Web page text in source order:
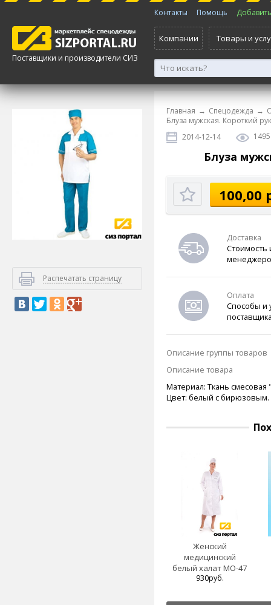
Поставщики и производители СИЗ
Контакты Помощь
Компании Товары и
Распечатать страницу
Главная → Спецодежда →
Блуза мужская. Короткий
2014-12-14
Блуза
100,00
Доставка
Стоимость
Оплата
Способы и
Описание группы товаров
Описание товара
Материал: Ткань смесовая
Цвет: белый с бирюзовым.
Женский
медицинский
белый халат МО-47
930руб.